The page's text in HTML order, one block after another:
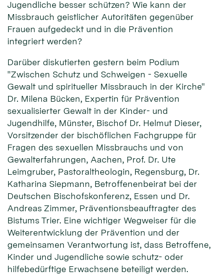
Jugendliche besser schützen? Wie kann der
Missbrauch geistlicher Autoritäten gegenüber
Frauen aufgedeckt und in die Prävention
integriert werden?
Darüber diskutierten gestern beim Podium
"Zwischen Schutz und Schweigen - Sexuelle
Gewalt und spiritueller Missbrauch in der Kirche"
Dr. Milena Bücken, Expertin für Prävention
sexualisierter Gewalt in der Kinder- und
Jugendhilfe, Münster, Bischof Dr. Helmut Dieser,
Vorsitzender der bischöflichen Fachgruppe für
Fragen des sexuellen Missbrauchs und von
Gewalterfahrungen, Aachen, Prof. Dr. Ute
Leimgruber, Pastoraltheologin, Regensburg, Dr.
Katharina Siepmann, Betroffenenbeirat bei der
Deutschen Bischofskonferenz, Essen und Dr.
Andreas Zimmer, Präventionsbeauftragter des
Bistums Trier. Eine wichtiger Wegweiser für die
Weiterentwicklung der Prävention und der
gemeinsamen Verantwortung ist, dass Betroffene,
Kinder und Jugendliche sowie schutz- oder
hilfebedürftige Erwachsene beteiligt werden.